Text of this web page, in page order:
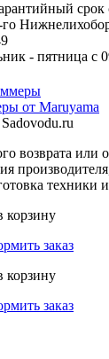
срок
- пятница с
от Maruyama
возврата или
техники
корзину
заказ
корзину
заказ